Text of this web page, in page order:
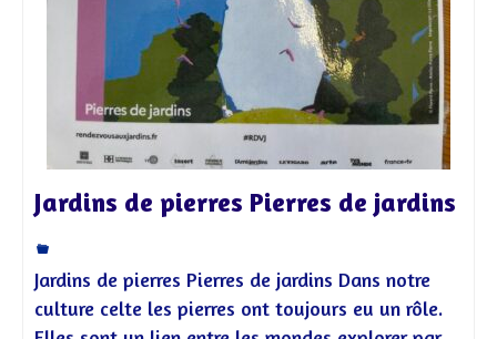
Jardins de pierres Pierres de jardins
Jardins de pierres Pierres de jardins Dans notre
culture celte les pierres ont toujours eu un rôle.